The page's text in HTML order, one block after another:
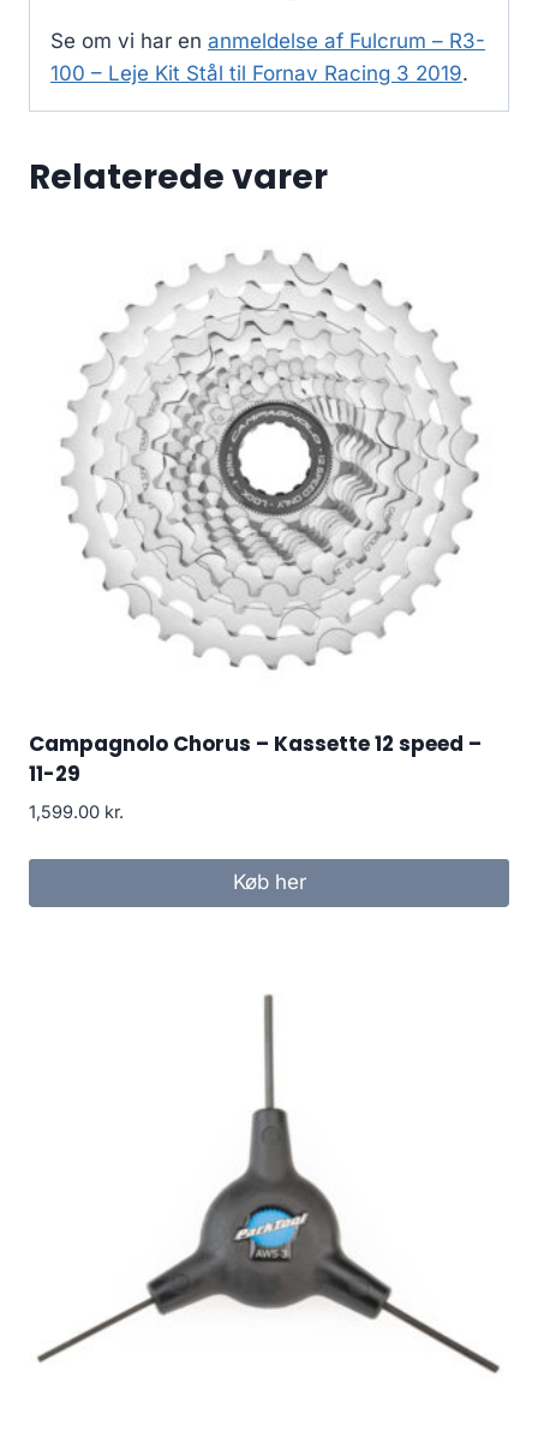
Se om vi har en anmeldelse af Fulcrum – R3-
100 – Leje Kit Stål til Fornav Racing 3 2019.
Relaterede varer
Campagnolo Chorus – Kassette 12 speed –
11-29
1,599.00 kr.
Køb her